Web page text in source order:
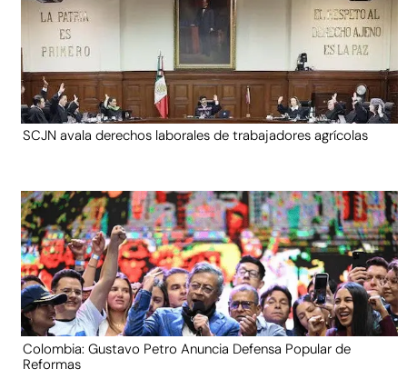
SCJN avala derechos laborales de trabajadores agrícolas
Colombia: Gustavo Petro Anuncia Defensa Popular de
Reformas